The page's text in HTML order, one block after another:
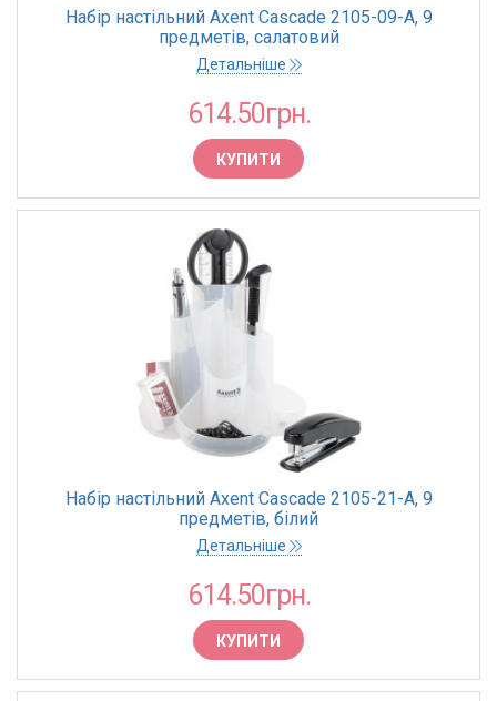
Набір настільний Axent Cascade 2105-09-A, 9
предметів, салатовий
Детальніше
614.50грн.
КУПИТИ
Набір настільний Axent Cascade 2105-21-A, 9
предметів, білий
Детальніше
614.50грн.
КУПИТИ